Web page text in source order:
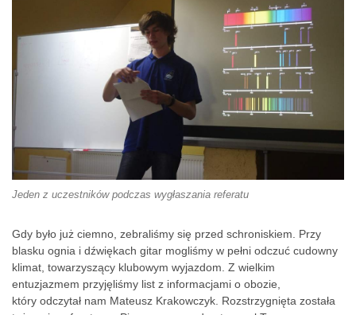
Jeden z uczestników podczas wygłaszania referatu
Gdy było już ciemno, zebraliśmy się przed schroniskiem. Przy
blasku ognia i dźwiękach gitar mogliśmy w pełni odczuć cudowny
klimat, towarzyszący klubowym wyjazdom. Z wielkim
entuzjazmem przyjęliśmy list z informacjami o obozie,
który odczytał nam Mateusz Krakowczyk. Rozstrzygnięta została